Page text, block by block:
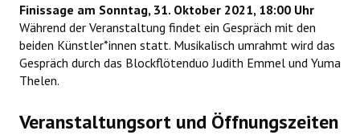
Finissage am Sonntag, 31. Oktober 2021, 18:00 Uhr
Während der Veranstaltung findet ein Gespräch mit den
beiden Künstler*innen statt. Musikalisch umrahmt wird das
Gespräch durch das Blockflötenduo Judith Emmel und Yuma
Thelen.
Veranstaltungsort und Öffnungszeiten